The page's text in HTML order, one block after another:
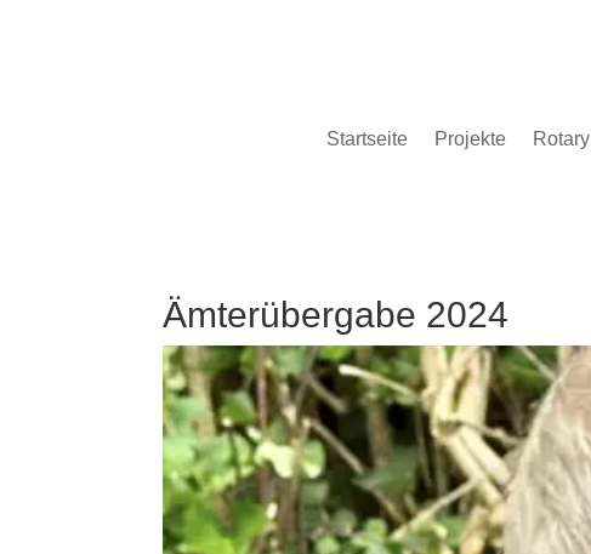
Startseite Projekte Rotary
Ämterübergabe 2024